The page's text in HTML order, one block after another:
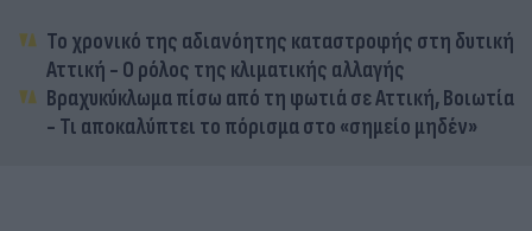
Το χρονικό της αδιανόητης καταστροφής στη δυτική
Αττική - Ο ρόλος της κλιματικής αλλαγής
Βραχυκύκλωμα πίσω από τη φωτιά σε Αττική, Βοιωτία
- Τι αποκαλύπτει το πόρισμα στο «σημείο μηδέν»